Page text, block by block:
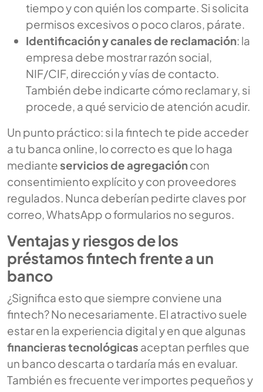
tiempo y con quién los comparte. Si solicita
permisos excesivos o poco claros, párate.
Identificación y canales de reclamación: la
empresa debe mostrar razón social,
NIF/CIF, dirección y vías de contacto.
También debe indicarte cómo reclamar y, si
procede, a qué servicio de atención acudir.
Un punto práctico: si la fintech te pide acceder
a tu banca online, lo correcto es que lo haga
medianteservicios de agregacióncon
consentimiento explícito y con proveedores
regulados. Nunca deberían pedirte claves por
correo, WhatsApp o formularios no seguros.
Ventajas y riesgos de los
préstamos fintech frente a un
banco
¿Significa esto que siempre conviene una
fintech? No necesariamente. El atractivo suele
estar en la experiencia digital y en que algunas
financieras tecnológicas aceptan perfiles que
un banco descarta o tardaría más en evaluar.
También es frecuente ver importes pequeños y